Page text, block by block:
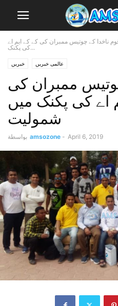
ناخدا کے چوتیس ممبران کی کے کے ایم اے
کی پکنک...
خبریں عالمی خبریں
ممبران کی
اے کی پکنک میں
شمولیت
بواسطة amsozone - April 6, 2019